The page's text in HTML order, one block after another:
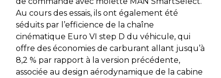
Au cours des essais, ils ont également été
séduits par l’efficience de la chaîne
cinématique Euro VI step D du véhicule, qui
offre des économies de carburant allant jusqu’à
8,2 % par rapport à la version précédente,
associée au design aérodynamique de la cabine